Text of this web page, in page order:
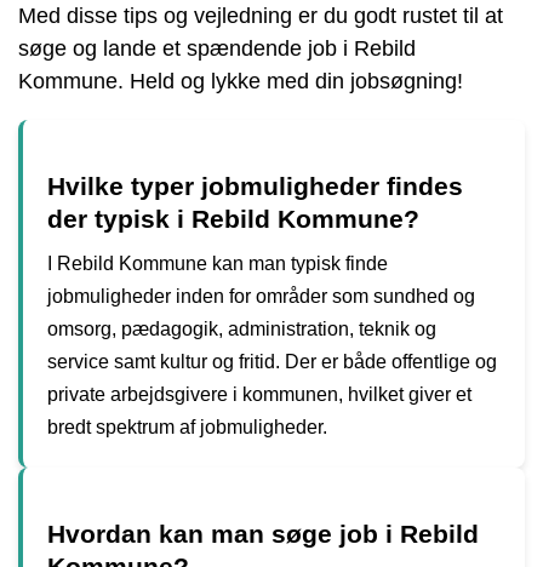
Med disse tips og vejledning er du godt rustet til at
søge og lande et spændende job i Rebild
Kommune. Held og lykke med din jobsøgning!
Hvilke typer jobmuligheder findes
der typisk i Rebild Kommune?
I Rebild Kommune kan man typisk finde
jobmuligheder inden for områder som sundhed og
omsorg, pædagogik, administration, teknik og
service samt kultur og fritid. Der er både offentlige og
private arbejdsgivere i kommunen, hvilket giver et
bredt spektrum af jobmuligheder.
Hvordan kan man søge job i Rebild